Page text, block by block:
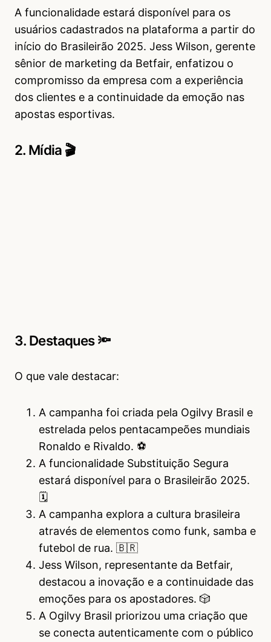
A funcionalidade estará disponível para os
usuários cadastrados na plataforma a partir do
início do Brasileirão 2025. Jess Wilson, gerente
sênior de marketing da Betfair, enfatizou o
compromisso da empresa com a experiência
dos clientes e a continuidade da emoção nas
apostas esportivas.
2. Mídia 🎬
3. Destaques 🔦
O que vale destacar:
A campanha foi criada pela Ogilvy Brasil e
estrelada pelos pentacampeões mundiais
Ronaldo e Rivaldo. ⚽
A funcionalidade Substituição Segura
estará disponível para o Brasileirão 2025.
🗓️
A campanha explora a cultura brasileira
através de elementos como funk, samba e
futebol de rua. 🇧🇷
Jess Wilson, representante da Betfair,
destacou a inovação e a continuidade das
emoções para os apostadores. 🎲
A Ogilvy Brasil priorizou uma criação que
se conecta autenticamente com o público